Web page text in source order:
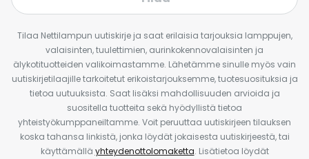
Tilaa Nettilampun uutiskirje ja saat erilaisia tarjouksia lamppujen,
valaisinten, tuulettimien, aurinkokennovalaisinten ja
älykotituotteiden valikoimastamme. Lähetämme sinulle myös vain
uutiskirjetilaajille tarkoitetut erikoistarjouksemme, tuotesuosituksia ja
tietoa uutuuksista. Saat lisäksi mahdollisuuden arvioida ja
suositella tuotteita sekä hyödyllistä tietoa
yhteistyökumppaneiltamme. Voit peruuttaa uutiskirjeen tilauksen
koska tahansa linkistä, jonka löydät jokaisesta uutiskirjeestä, tai
käyttämällä yhteydenottolomaketta. Lisätietoa löydät